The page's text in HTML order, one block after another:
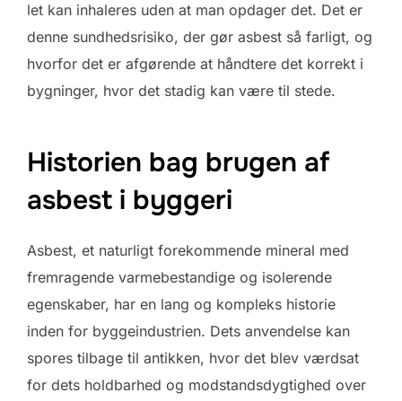
let kan inhaleres uden at man opdager det. Det er
denne sundhedsrisiko, der gør asbest så farligt, og
hvorfor det er afgørende at håndtere det korrekt i
bygninger, hvor det stadig kan være til stede.
Historien bag brugen af
asbest i byggeri
Asbest, et naturligt forekommende mineral med
fremragende varmebestandige og isolerende
egenskaber, har en lang og kompleks historie
inden for byggeindustrien. Dets anvendelse kan
spores tilbage til antikken, hvor det blev værdsat
for dets holdbarhed og modstandsdygtighed over